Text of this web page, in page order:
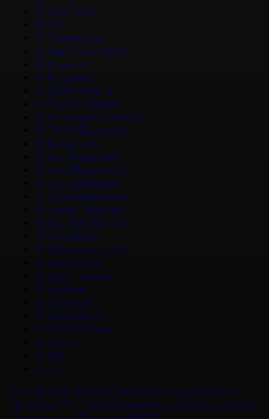
# Домашний
# СТС
# Пятый канал
# Чайка Терешкова
# Невский
# Интервью
# Юрий Стоянов
#Лариса Гузеева
# История его служанки
# Павел Прилучный
#Актер кино
# Иван Янковский
# Юлия Пересильд
# Сергей Бурунов
# Сарик Андреасян
# Михаил Ефремов
# Иван Охлобыстин
# Влад Ценев
#Любовь Аксенова
# Милана Бру
#Зубастая няня
# Колобок
# Смешарики
# Чебурашка 3
# Матвей Лыков
#Холод
# НМГ
# док
Контакты Об НМГ ДОКПредложите идею Новости
Интервью Рецензии ОбзорыАнонсы Снимается кино